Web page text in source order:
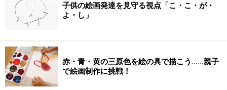
>> 次のページではそれぞれのエリアを詳しく紹介します
い。
子供の絵画発達を見守る視点「こ・こ・が・
よ・し」
赤・青・黄の三原色を絵の具で描こう……親子
で絵画制作に挑戦！